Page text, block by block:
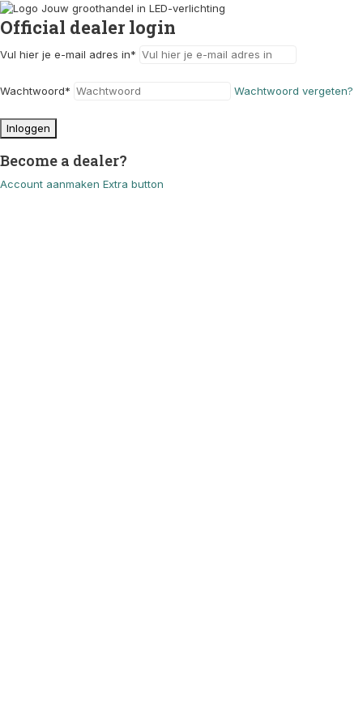
Official dealer login
Vul hier je e-mail adres in*
Wachtwoord* Wachtwoord vergeten?
Inloggen
Become a dealer?
Account aanmaken Extra button